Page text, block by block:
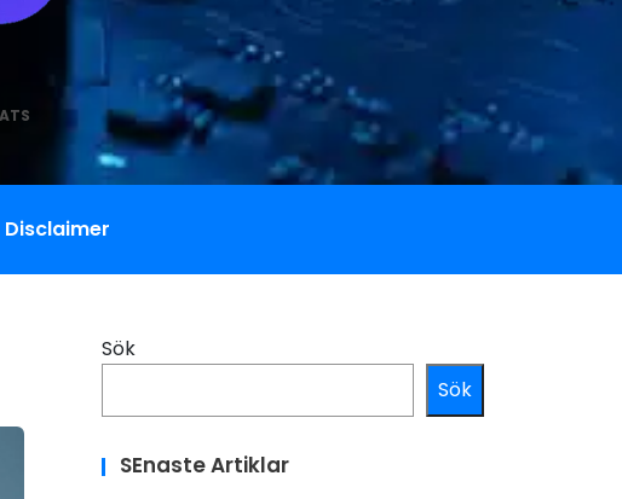
Disclaimer
Sök
Sök
SEnaste Artiklar